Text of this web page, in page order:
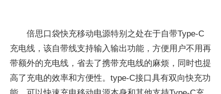
倍思口袋快充移动电源特别之处在于自带Type-C
充电线，该自带线支持输入输出功能，方便用户不用再
带额外的充电线，省去了携带充电线的麻烦，同时也提
高了充电的效率和方便性。type-C接口具有双向快充功